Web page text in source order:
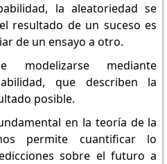
la aleatoriedad se
resultado de un suceso es
de un ensayo a otro.
modelizarse mediante
que describen la
posible.
en la teoría de la
permite cuantificar lo
sobre el futuro a